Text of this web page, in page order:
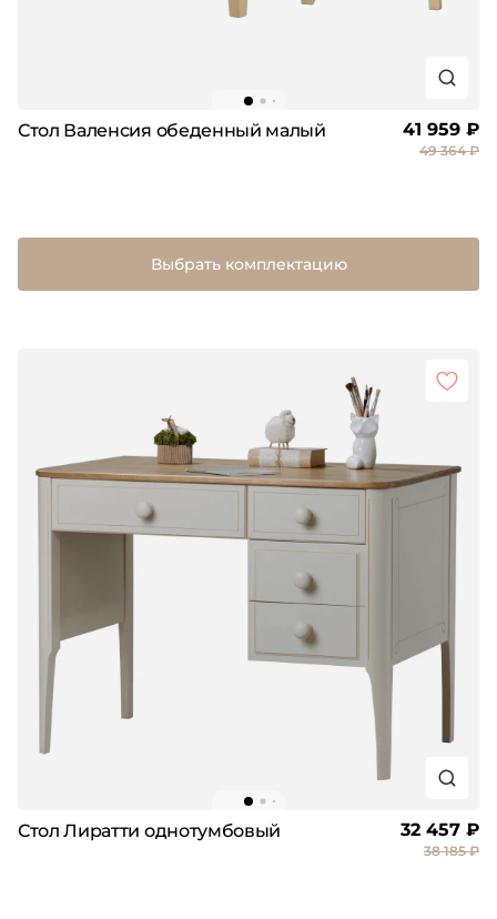
Стол Валенсия обеденный малый 41 959 ₽
49 364 ₽
Выбрать комплектацию
Стол Лиратти однотумбовый 32 457 ₽
38 185 ₽